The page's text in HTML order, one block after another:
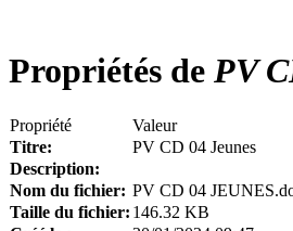
Propriétés de PV
Propriété
Valeur
Titre:
PV CD 04 Jeunes
Description:
Nom du fichier: PV CD 04
Taille du fichier: 146.32 KB